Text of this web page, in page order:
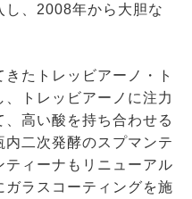
し、2008年から大胆な
たトレッビアーノ・ト
トレッビアーノに注力
、高い酸を持ち合わせる
内二次発酵のスプマンテ
ティーナもリニューアル
ガラスコーティングを施